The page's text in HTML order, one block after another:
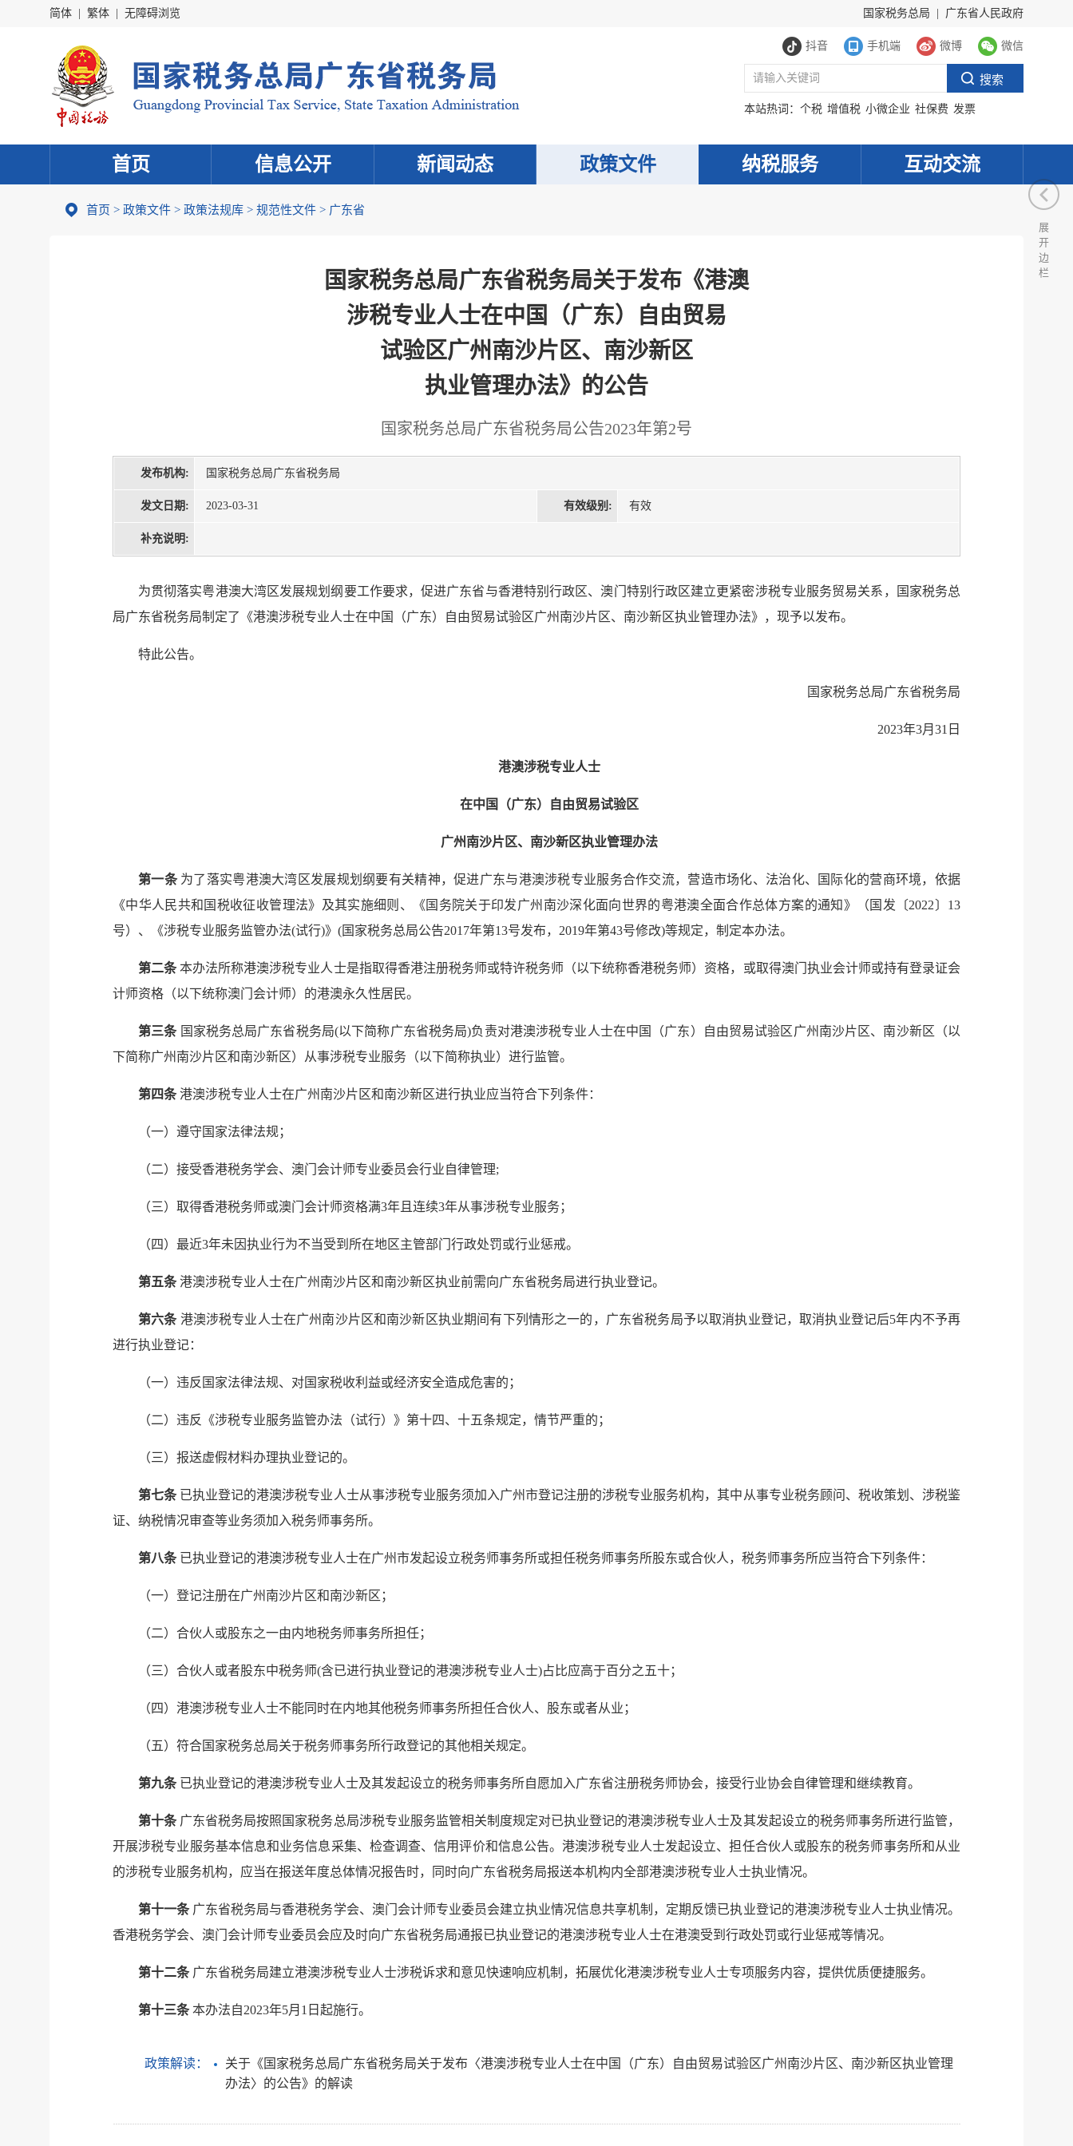
简体 繁体 无障碍浏览 国家税务总局 广东省人民政府
抖音 手机端 微博 微信
本站热词： 个税 增值税 小微企业 社保费 发票
首页 信息公开 新闻动态 政策文件 纳税服务 互动交流
首页 > 政策文件 > 政策法规库 > 规范性文件 > 广东省
国家税务总局广东省税务局关于发布《港澳
涉税专业人士在中国（广东）自由贸易
试验区广州南沙片区、南沙新区
执业管理办法》的公告
国家税务总局广东省税务局公告2023年第2号
发布机构: 国家税务总局广东省税务局
发文日期: 2023-03-31 有效级别: 有效
补充说明:
为贯彻落实粤港澳大湾区发展规划纲要工作要求，促进广东省与香港特别行政区、澳门特别行政区建立更紧密涉税专业服务贸易关系，国家税务总
局广东省税务局制定了《港澳涉税专业人士在中国（广东）自由贸易试验区广州南沙片区、南沙新区执业管理办法》，现予以发布。
特此公告。
国家税务总局广东省税务局
2023年3月31日
港澳涉税专业人士
在中国（广东）自由贸易试验区
广州南沙片区、南沙新区执业管理办法
第一条为了落实粤港澳大湾区发展规划纲要有关精神，促进广东与港澳涉税专业服务合作交流，营造市场化、法治化、国际化的营商环境，依据
《中华人民共和国税收征收管理法》及其实施细则、《国务院关于印发广州南沙深化面向世界的粤港澳全面合作总体方案的通知》（国发〔2022〕13
号）、《涉税专业服务监管办法(试行)》(国家税务总局公告2017年第13号发布，2019年第43号修改)等规定，制定本办法。
第二条本办法所称港澳涉税专业人士是指取得香港注册税务师或特许税务师（以下统称香港税务师）资格，或取得澳门执业会计师或持有登录证会
计师资格（以下统称澳门会计师）的港澳永久性居民。
第三条 国家税务总局广东省税务局(以下简称广东省税务局)负责对港澳涉税专业人士在中国（广东）自由贸易试验区广州南沙片区、南沙新区（以
下简称广州南沙片区和南沙新区）从事涉税专业服务（以下简称执业）进行监管。
第四条港澳涉税专业人士在广州南沙片区和南沙新区进行执业应当符合下列条件：
（一）遵守国家法律法规；
（二）接受香港税务学会、澳门会计师专业委员会行业自律管理;
（三）取得香港税务师或澳门会计师资格满3年且连续3年从事涉税专业服务；
（四）最近3年未因执业行为不当受到所在地区主管部门行政处罚或行业惩戒。
第五条港澳涉税专业人士在广州南沙片区和南沙新区执业前需向广东省税务局进行执业登记。
第六条港澳涉税专业人士在广州南沙片区和南沙新区执业期间有下列情形之一的，广东省税务局予以取消执业登记，取消执业登记后5年内不予再
进行执业登记：
（一）违反国家法律法规、对国家税收利益或经济安全造成危害的；
（二）违反《涉税专业服务监管办法（试行）》第十四、十五条规定，情节严重的；
（三）报送虚假材料办理执业登记的。
第七条已执业登记的港澳涉税专业人士从事涉税专业服务须加入广州市登记注册的涉税专业服务机构，其中从事专业税务顾问、税收策划、涉税鉴
证、纳税情况审查等业务须加入税务师事务所。
第八条已执业登记的港澳涉税专业人士在广州市发起设立税务师事务所或担任税务师事务所股东或合伙人，税务师事务所应当符合下列条件：
（一）登记注册在广州南沙片区和南沙新区；
（二）合伙人或股东之一由内地税务师事务所担任；
（三）合伙人或者股东中税务师(含已进行执业登记的港澳涉税专业人士)占比应高于百分之五十；
（四）港澳涉税专业人士不能同时在内地其他税务师事务所担任合伙人、股东或者从业；
（五）符合国家税务总局关于税务师事务所行政登记的其他相关规定。
第九条 已执业登记的港澳涉税专业人士及其发起设立的税务师事务所自愿加入广东省注册税务师协会，接受行业协会自律管理和继续教育。
第十条广东省税务局按照国家税务总局涉税专业服务监管相关制度规定对已执业登记的港澳涉税专业人士及其发起设立的税务师事务所进行监管，
开展涉税专业服务基本信息和业务信息采集、检查调查、信用评价和信息公告。港澳涉税专业人士发起设立、担任合伙人或股东的税务师事务所和从业
的涉税专业服务机构，应当在报送年度总体情况报告时，同时向广东省税务局报送本机构内全部港澳涉税专业人士执业情况。
第十一条广东省税务局与香港税务学会、澳门会计师专业委员会建立执业情况信息共享机制，定期反馈已执业登记的港澳涉税专业人士执业情况。
香港税务学会、澳门会计师专业委员会应及时向广东省税务局通报已执业登记的港澳涉税专业人士在港澳受到行政处罚或行业惩戒等情况。
第十二条广东省税务局建立港澳涉税专业人士涉税诉求和意见快速响应机制，拓展优化港澳涉税专业人士专项服务内容，提供优质便捷服务。
第十三条本办法自2023年5月1日起施行。
政策解读：
关于《国家税务总局广东省税务局关于发布〈港澳涉税专业人士在中国（广东）自由贸易试验区广州南沙片区、南沙新区执业管理
办法〉的公告》的解读
展
开
边
栏